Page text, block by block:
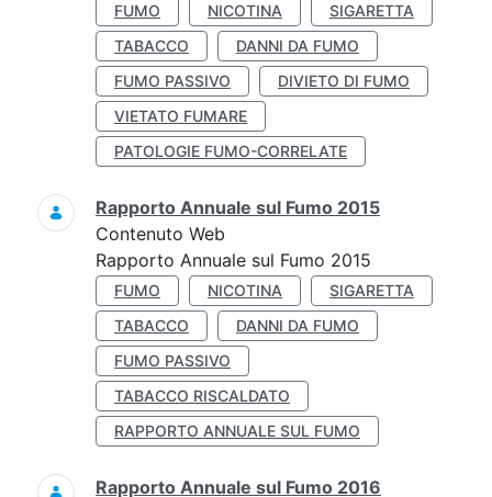
FUMO NICOTINA
SIGARETTA
TABACCO
DANNI DA FUMO
FUMO PASSIVO
DIVIETO DI FUMO
VIETATO FUMARE
PATOLOGIE FUMO-CORRELATE
Rapporto Annuale sul Fumo 2015
Contenuto Web
Rapporto Annuale sul Fumo 2015
FUMO NICOTINA
SIGARETTA
TABACCO
DANNI DA FUMO
FUMO PASSIVO
TABACCO RISCALDATO
RAPPORTO ANNUALE SUL FUMO
Rapporto Annuale sul Fumo 2016